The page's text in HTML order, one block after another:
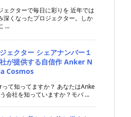
ェクターで毎日に彩りを 近年では
深くなったプロジェクター。しか
...
ェクター シェアナンバー１
が提供する自信作 Anker N
Cosmos
て知ってますか？ あなたはAnke
会社を知っていますか？モバ ...